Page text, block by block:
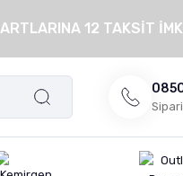
12 TAKSİT